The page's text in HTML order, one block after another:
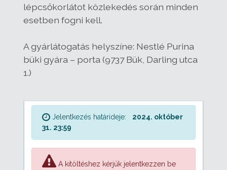
lépcsőkorlátot közlekedés során minden
esetben fogni kell.
A gyárlátogatás helyszíne: Nestlé Purina
büki gyára – porta (9737 Bük, Darling utca
1.)
Jelentkezés határideje:
2024. október
31. 23:59
A kitöltéshez kérjük jelentkezzen be